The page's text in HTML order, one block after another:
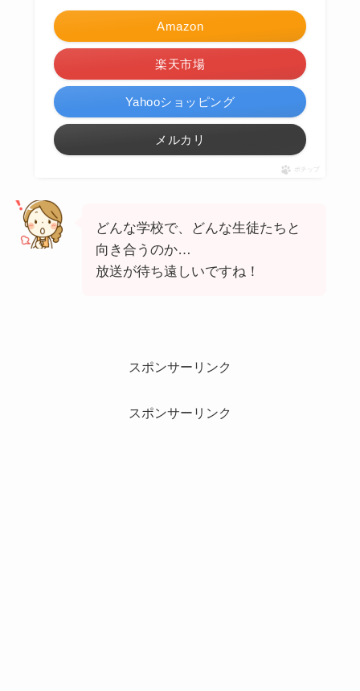
Amazon
楽天市場
Yahooショッピング
メルカリ
ポチップ
どんな学校で、どんな生徒たちと
向き合うのか…
放送が待ち遠しいですね！
スポンサーリンク
スポンサーリンク